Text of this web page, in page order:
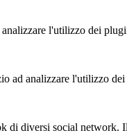
l'utilizzo dei
ad analizzare l'utilizzo
di diversi social network.